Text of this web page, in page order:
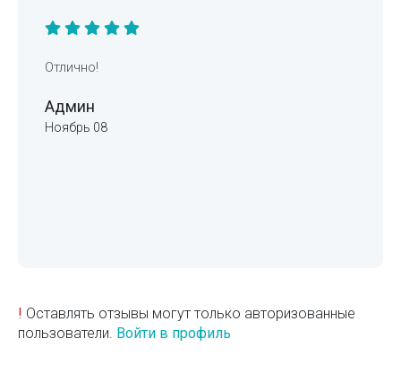
Отлично!
Админ
Ноябрь 08
! Оставлять отзывы могут только авторизованные
пользователи. Войти в профиль